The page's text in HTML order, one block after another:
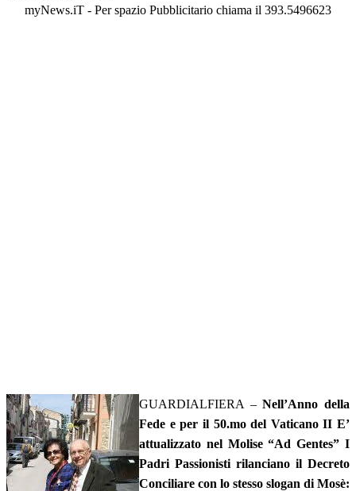
myNews.iT - Per spazio Pubblicitario chiama il 393.5496623
GUARDIALFIERA –Nell’Anno della
Fede e per il 50.mo del Vaticano II E’
attualizzato nel Molise “Ad Gentes” I
Padri Passionisti rilanciano il Decreto
Conciliare con lo stesso slogan di Mosè: